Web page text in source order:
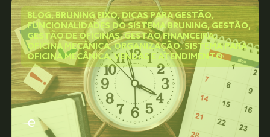
BLOG,BRUNING EIXO,DICAS PARA GESTÃO,
FUNCIONALIDADES DO SISTEMA BRUNING, GESTÃO,
GESTÃO DE OFICINAS,GESTÃO FINANCEIRA,
OFICINA MECÂNICA,ORGANIZAÇÃO,SISTEMA PARA
OFICINA MECÂNICA,VENDAS E ATENDIMENTO